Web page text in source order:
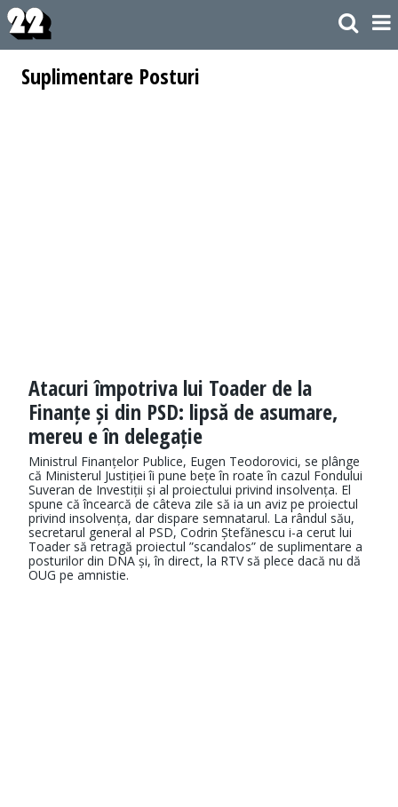
Suplimentare Posturi
Atacuri împotriva lui Toader de la
Finanțe și din PSD: lipsă de asumare,
mereu e în delegație
Ministrul Finanțelor Publice, Eugen Teodorovici, se plânge
că Ministerul Justiției îi pune bețe în roate în cazul Fondului
Suveran de Investiții și al proiectului privind insolvența. El
spune că încearcă de câteva zile să ia un aviz pe proiectul
privind insolvența, dar dispare semnatarul. La rândul său,
secretarul general al PSD, Codrin Ștefănescu i-a cerut lui
Toader să retragă proiectul ”scandalos” de suplimentare a
posturilor din DNA și, în direct, la RTV să plece dacă nu dă
OUG pe amnistie.